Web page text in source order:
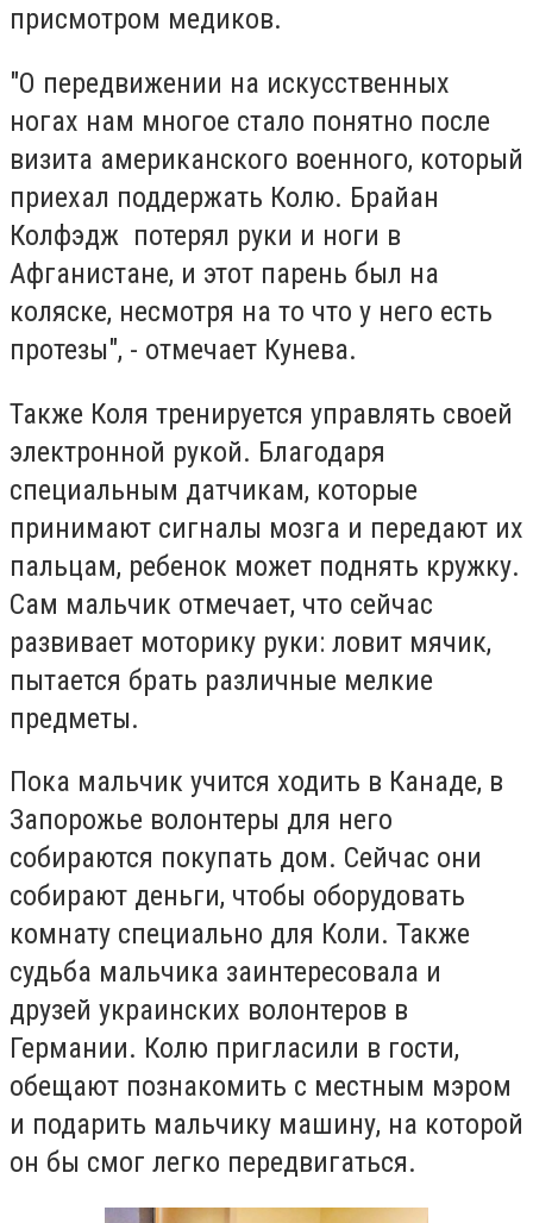
присмотром медиков.
"О передвижении на искусственных
ногах нам многое стало понятно после
визита американского военного, который
приехал поддержать Колю. Брайан
Колфэдж потерял руки и ноги в
Афганистане, и этот парень был на
коляске, несмотря на то что у него есть
протезы", - отмечает Кунева.
Также Коля тренируется управлять своей
электронной рукой. Благодаря
специальным датчикам, которые
принимают сигналы мозга и передают их
пальцам, ребенок может поднять кружку.
Сам мальчик отмечает, что сейчас
развивает моторику руки: ловит мячик,
пытается брать различные мелкие
предметы.
Пока мальчик учится ходить в Канаде, в
Запорожье волонтеры для него
собираются покупать дом. Сейчас они
собирают деньги, чтобы оборудовать
комнату специально для Коли. Также
судьба мальчика заинтересовала и
друзей украинских волонтеров в
Германии. Колю пригласили в гости,
обещают познакомить с местным мэром
и подарить мальчику машину, на которой
он бы смог легко передвигаться.